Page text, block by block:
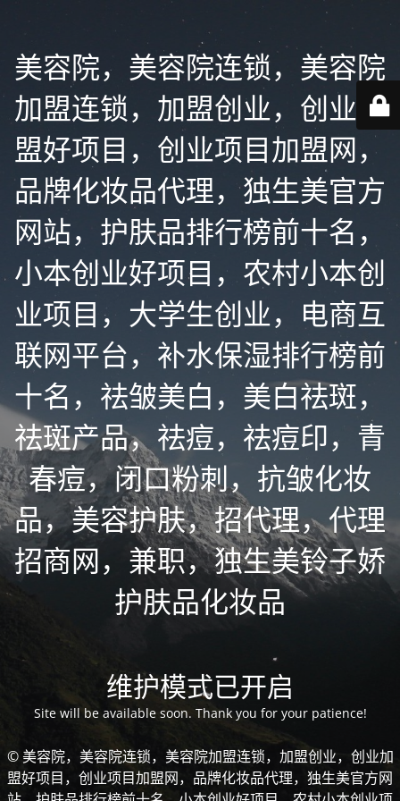
美容院，美容院连锁，美容院
加盟连锁，加盟创业，创业加
盟好项目，创业项目加盟网，
品牌化妆品代理，独生美官方
网站，护肤品排行榜前十名，
小本创业好项目，农村小本创
业项目，大学生创业，电商互
联网平台，补水保湿排行榜前
十名，祛皱美白，美白祛斑，
祛斑产品，祛痘，祛痘印，青
春痘，闭口粉刺，抗皱化妆
品，美容护肤，招代理，代理
招商网，兼职，独生美铃子娇
护肤品化妆品
维护模式已开启
Site will be available soon. Thank you for your patience!
© 美容院，美容院连锁，美容院加盟连锁，加盟创业，创业加
盟好项目，创业项目加盟网，品牌化妆品代理，独生美官方网